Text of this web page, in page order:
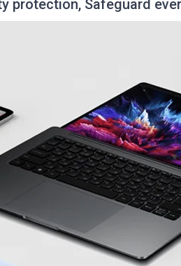
protection, Safeguard